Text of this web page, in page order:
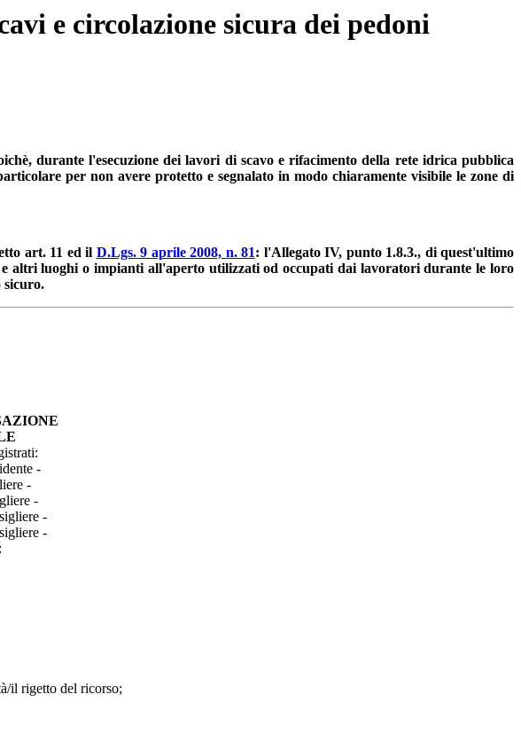
e circolazione sicura dei pedoni
durante l'esecuzione dei lavori di scavo e rifacimento della rete idrica pubblica
per non avere protetto e segnalato in modo chiaramente visibile le zone di
art. 11 ed il D.Lgs. 9 aprile 2008, n. 81: l'Allegato IV, punto 1.8.3., di quest'ultimo
altri luoghi o impianti all'aperto utilizzati od occupati dai lavoratori durante le loro
sicuro.
-
-
-
-
-
il rigetto del ricorso;